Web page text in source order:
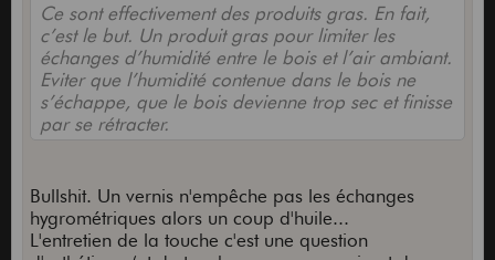
Ce sont effectivement des produits gras. En fait,
c’est le but. Un produit gras pour limiter les
échanges d’humidité entre le bois et l’air ambiant.
Eviter que l’humidité contenue dans le bois ne
s’échappe, que le bois devienne trop sec et finisse
par se rétracter.
Bullshit. Un vernis n'empêche pas les échanges
hygrométriques alors un coup d'huile...
L'entretien de la touche c'est une question